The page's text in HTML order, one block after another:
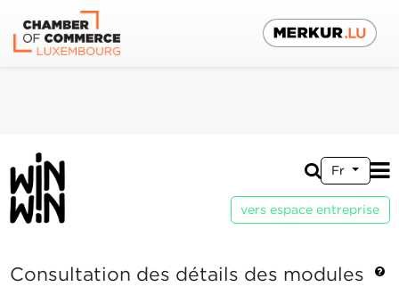
Fr
vers espace entreprise
Consultation des détails des modules